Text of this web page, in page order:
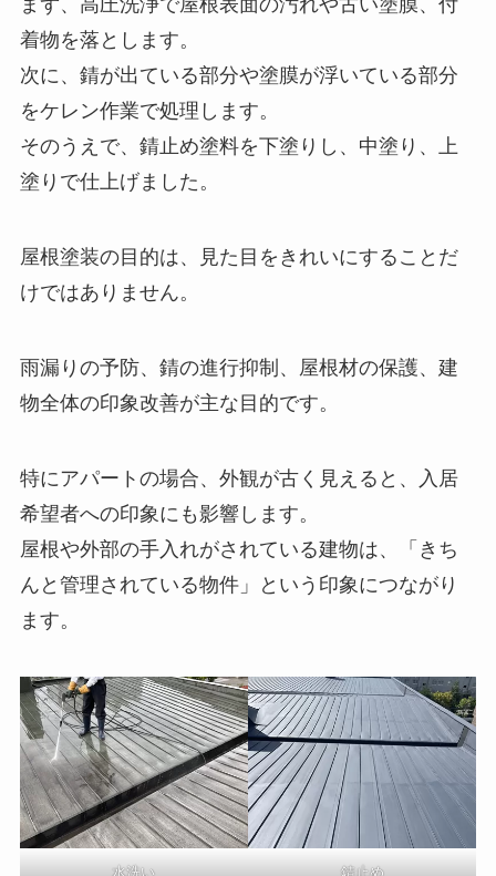
まず、高圧洗浄で屋根表面の汚れや古い塗膜、付
着物を落とします。
次に、錆が出ている部分や塗膜が浮いている部分
をケレン作業で処理します。
そのうえで、錆止め塗料を下塗りし、中塗り、上
塗りで仕上げました。
屋根塗装の目的は、見た目をきれいにすることだ
けではありません。
雨漏りの予防、錆の進行抑制、屋根材の保護、建
物全体の印象改善が主な目的です。
特にアパートの場合、外観が古く見えると、入居
希望者への印象にも影響します。
屋根や外部の手入れがされている建物は、「きち
んと管理されている物件」という印象につながり
ます。
水洗い 錆止め